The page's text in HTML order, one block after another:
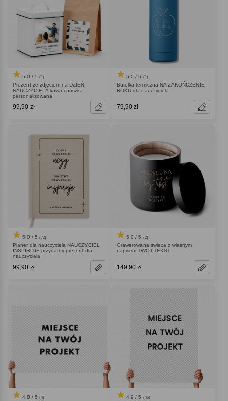
5.0 / 5 (1)
Prezent ze zdjęciem na DZIEŃ
NAUCZYCIELA kawa i puszka
personalizowana
99,90 zł
5.0 / 5 (1)
Butelka termiczna NA ZAKOŃCZENIE
ROKU dla nauczyciela
79,90 zł
5.0 / 5 (72)
Planer dla nauczyciela NAUCZYCIEL
INSPIRUJE przydatny prezent dla
nauczyciela
99,90 zł
5.0 / 5 (2)
Grawerowana świeca z własnym
napisem TWÓJ TEKST
149,90 zł
4.8 / 5 (4) 4.9 / 5 (46)